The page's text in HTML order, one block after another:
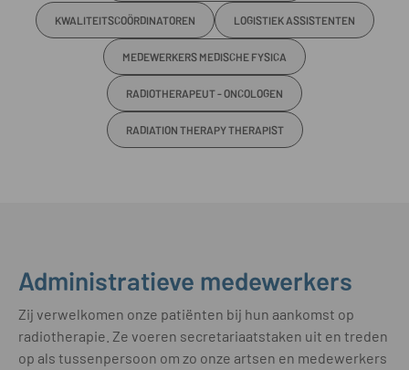
KWALITEITSCOÖRDINATOREN LOGISTIEK ASSISTENTEN
MEDEWERKERS MEDISCHE FYSICA
RADIOTHERAPEUT - ONCOLOGEN
RADIATION THERAPY THERAPIST
Administratieve medewerkers
Zij verwelkomen onze patiënten bij hun aankomst op
radiotherapie. Ze voeren secretariaatstaken uit en treden
op als tussenpersoon om zo onze artsen en medewerkers